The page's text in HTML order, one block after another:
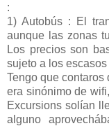
:
1) Autobús : El
aunque las zonas
Los precios son
sujeto a los escasos
Tengo que
era sinónimo de
Excursions solían
alguno